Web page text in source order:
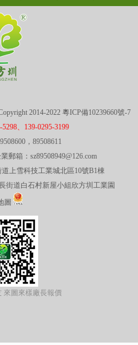
2014-2022 粵ICP備10239660號-7
、139-0295-3199
，89508611
郵箱：sz89508949@126.com
上雪科技工業城北區10號B1棟
街道白石村新屋小組欣方圳工業園
圖
來圖來樣廠長報價